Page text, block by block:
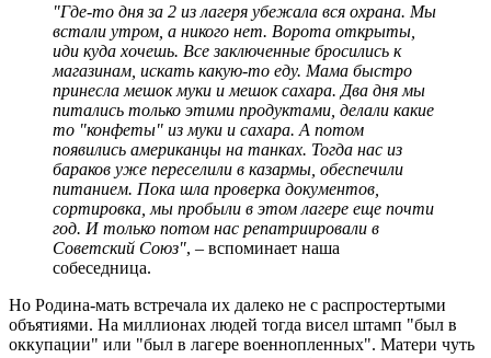
"Где-то дня за 2 из лагеря убежала вся охрана. Мы
встали утром, а никого нет. Ворота открыты,
иди куда хочешь. Все заключенные бросились к
магазинам, искать какую-то еду. Мама быстро
принесла мешок муки и мешок сахара. Два дня мы
питались только этими продуктами, делали какие
то "конфеты" из муки и сахара. А потом
появились американцы на танках. Тогда нас из
бараков уже переселили в казармы, обеспечили
питанием. Пока шла проверка документов,
сортировка, мы пробыли в этом лагере еще почти
год. И только потом нас репатриировали в
Советский Союз", – вспоминает наша
собеседница.
Но Родина-мать встречала их далеко не с распростертыми
объятиями. На миллионах людей тогда висел штамп "был в
оккупации" или "был в лагере военнопленных". Матери чуть